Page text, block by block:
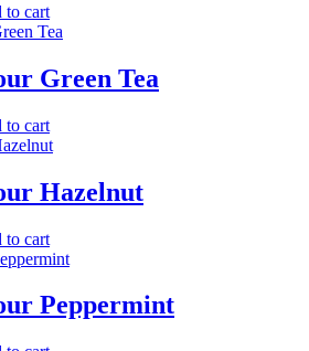
to cart
Green Tea
to cart
Hazelnut
to cart
Peppermint